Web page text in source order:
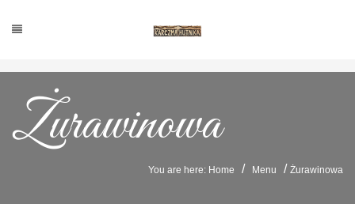
Żurawinowa
You are here: Home / Menu / Żurawinowa